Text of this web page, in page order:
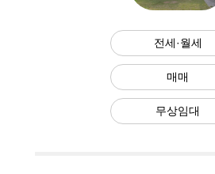
전세·월세
매매
무상임대